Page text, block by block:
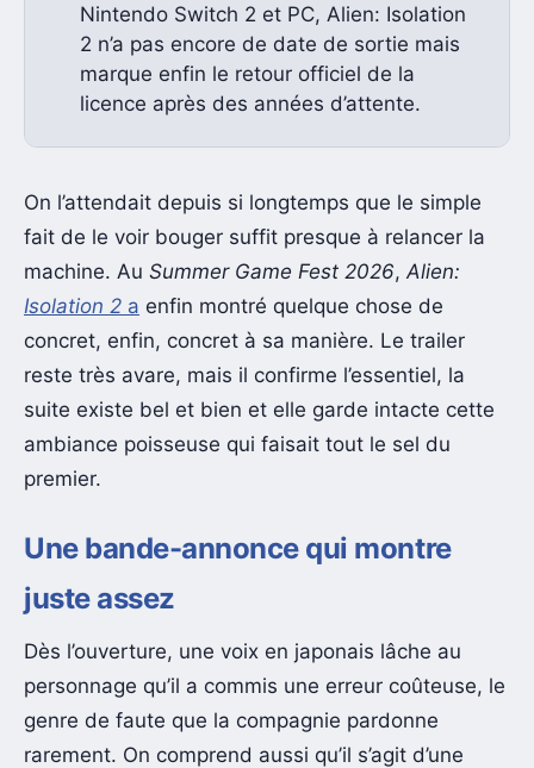
Nintendo Switch 2 et PC, Alien: Isolation
2 n’a pas encore de date de sortie mais
marque enfin le retour officiel de la
licence après des années d’attente.
On l’attendait depuis si longtemps que le simple
fait de le voir bouger suffit presque à relancer la
machine. Au Summer Game Fest 2026,Alien:
Isolation 2 a enfin montré quelque chose de
concret, enfin, concret à sa manière. Le trailer
reste très avare, mais il confirme l’essentiel, la
suite existe bel et bien et elle garde intacte cette
ambiance poisseuse qui faisait tout le sel du
premier.
Une bande-annonce qui montre
juste assez
Dès l’ouverture, une voix en japonais lâche au
personnage qu’il a commis une erreur coûteuse, le
genre de faute que la compagnie pardonne
rarement. On comprend aussi qu’il s’agit d’une